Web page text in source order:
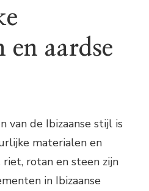
en aardse
van de Ibizaanse stijl is
materialen en
rotan en steen zijn
in Ibizaanse